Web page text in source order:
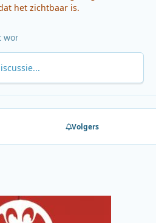
het zichtbaar is.
Volgers